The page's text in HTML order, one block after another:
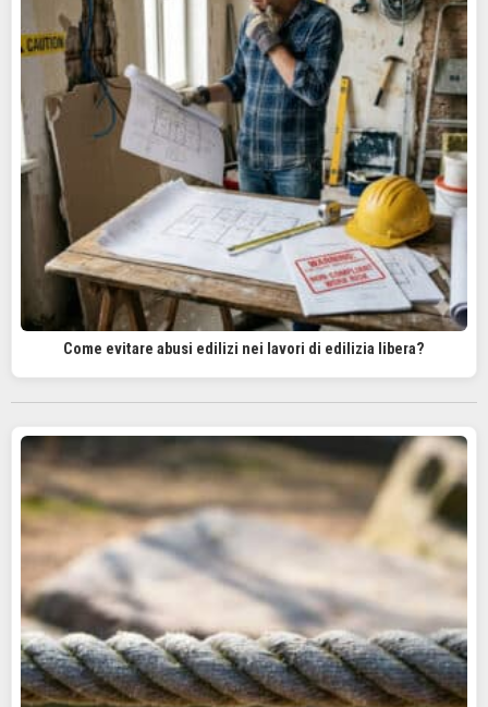
Come evitare abusi edilizi nei lavori di edilizia libera?